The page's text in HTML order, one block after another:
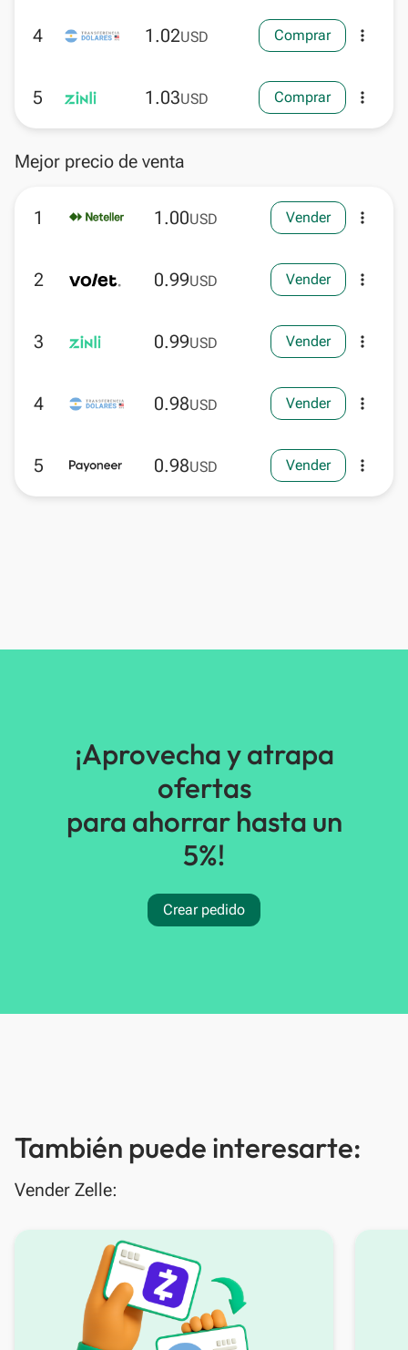
4 1.02USD Comprar more_vert
5 1.03USD Comprar more_vert
Mejor precio de venta
1 1.00USD Vender more_vert
2 0.99USD Vender more_vert
3 0.99USD Vender more_vert
4 0.98USD Vender more_vert
5 0.98USD Vender more_vert
¡Aprovecha y atrapa
ofertas
para ahorrar hasta un
5%!
Crear pedido
También puede interesarte:
Vender Zelle: